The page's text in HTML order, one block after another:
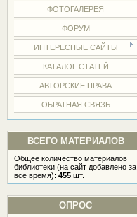
ФОТОГАЛЕРЕЯ
ФОРУМ
ИНТЕРЕСНЫЕ САЙТЫ
КАТАЛОГ СТАТЕЙ
АВТОРСКИЕ ПРАВА
ОБРАТНАЯ СВЯЗЬ
ВСЕГО МАТЕРИАЛОВ
Общее количество материалов
библиотеки (на сайт добавлено за
все время):455 шт.
ОПРОС